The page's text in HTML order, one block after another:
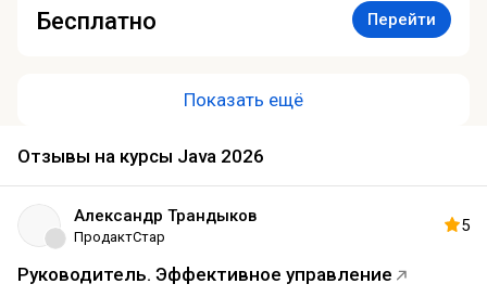
Бесплатно Перейти
Показать ещё
Отзывы на курсы Java 2026
Александр Трандыков
ПродактСтар
5
Руководитель. Эффективное управление